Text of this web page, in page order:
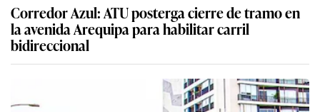
Corredor Azul: ATU posterga cierre de tramo en
la avenida Arequipa para habilitar carril
bidireccional